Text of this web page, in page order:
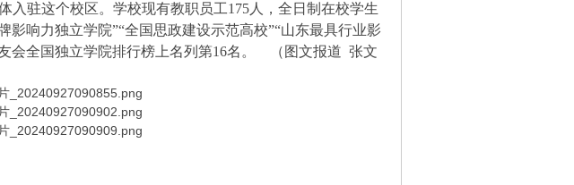
入驻这个校区。学校现有教职员工175人，全日制在校学生
影响力独立学院”“全国思政建设示范高校”“山东最具行业影
会全国独立学院排行榜上名列第16名。 （图文报道 张文